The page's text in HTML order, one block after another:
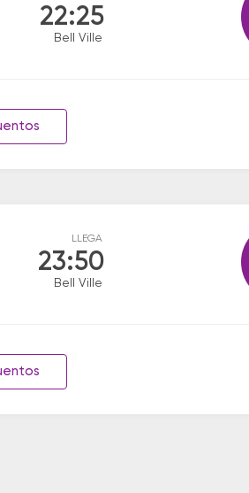
22:25
Bell Ville
LLEGA
23:50
Bell Ville